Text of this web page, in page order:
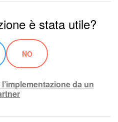
è stata utile?
NO
da un